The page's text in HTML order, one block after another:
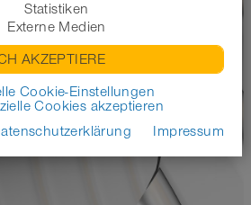
Statistiken
Externe Medien
AKZEPTIERE
Cookie-Einstellungen
Cookies akzeptieren
Impressum